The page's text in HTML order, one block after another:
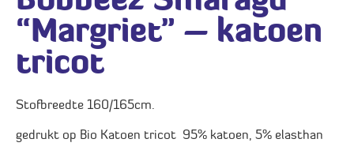
“Margriet” – katoen
tricot
Stofbreedte 160/165cm.
gedrukt op Bio Katoen tricot 95% katoen, 5% elasthan